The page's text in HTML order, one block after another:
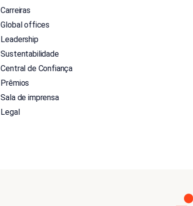
Carreiras
Global offices
Leadership
Sustentabilidade
Central de Confiança
Prêmios
Sala de imprensa
Legal